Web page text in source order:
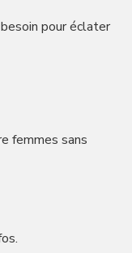
pour éclater
femmes sans